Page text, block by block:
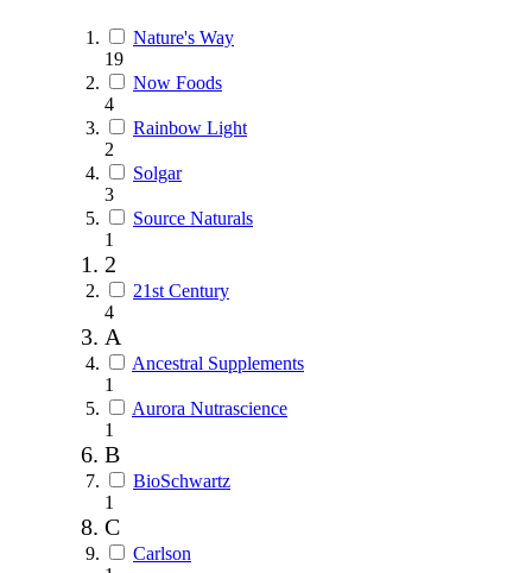
Nature's Way
19
Now Foods
4
Rainbow Light
2
Solgar
3
Source Naturals
1
2
21st Century
4
A
Ancestral Supplements
1
Aurora Nutrascience
1
B
BioSchwartz
1
C
Carlson